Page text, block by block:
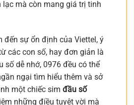
lạc mà còn mang giá trị tinh
đến sự ổn định của Viettel, ý
các con số, hay đơn giản là
số dễ nhớ, 0976 đều có thể
ngại tìm hiểu thêm và sở
một chiếc sim đầu số
những điều tuyệt vời mà